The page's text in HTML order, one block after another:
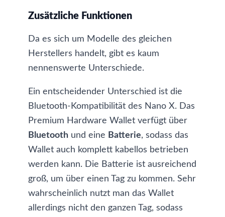
Zusätzliche Funktionen
Da es sich um Modelle des gleichen
Herstellers handelt, gibt es kaum
nennenswerte Unterschiede.
Ein entscheidender Unterschied ist die
Bluetooth-Kompatibilität des Nano X. Das
Premium Hardware Wallet verfügt über
Bluetooth und eine Batterie, sodass das
Wallet auch komplett kabellos betrieben
werden kann. Die Batterie ist ausreichend
groß, um über einen Tag zu kommen. Sehr
wahrscheinlich nutzt man das Wallet
allerdings nicht den ganzen Tag, sodass